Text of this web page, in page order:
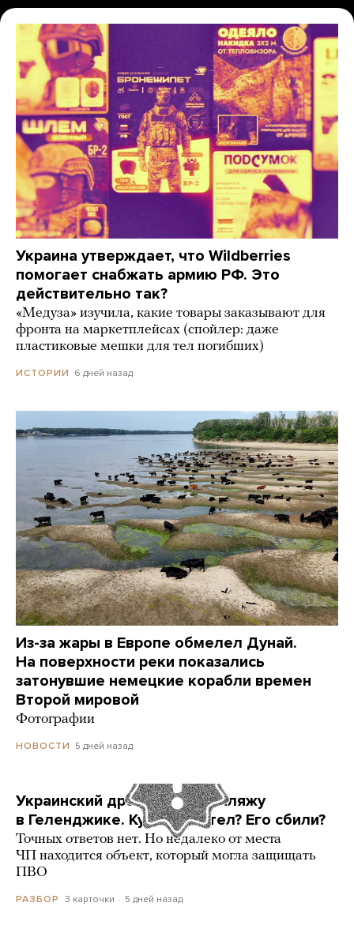
Украина утверждает, что Wildberries
помогает снабжать армию РФ. Это
действительно так?
«Медуза» изучила, какие товары заказывают для
фронта на маркетплейсах (спойлер: даже
пластиковые мешки для тел погибших)
ИСТОРИИ 6 дней назад
Из-за жары в Европе обмелел Дунай.
На поверхности реки показались
затонувшие немецкие корабли времен
Второй мировой
Фотографии
НОВОСТИ 5 дней назад
Украинский дрон попал по пляжу
в Геленджике. Куда он летел? Его сбили?
Точных ответов нет. Но недалеко от места
ЧП находится объект, который могла защищать
ПВО
РАЗБОР 3 карточки 5 дней назад